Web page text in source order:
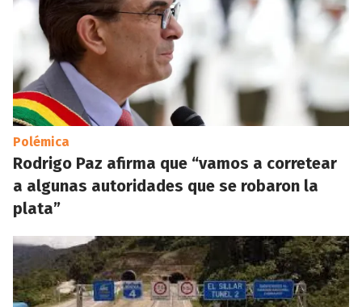
Polémica
Rodrigo Paz afirma que “vamos a corretear
a algunas autoridades que se robaron la
plata”